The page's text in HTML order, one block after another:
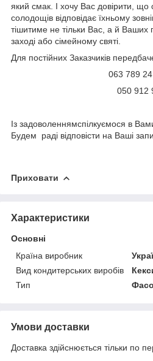
який смак. І хочу Вас довірити, що
солодощів відповідає їхньому
тішитиме не тільки Вас, а й Ваших
заході або сімейному святі.
Для постійних Заказчиків
063 789 24
050 912
Із задоволеннямспілкуємося в
Будем раді відповісти на Ваші
Приховати
Характеристики
Основні
Країна виробник
Вид кондитерських виробів
Тип
Умови доставки
Доставка здійснюється тільки по